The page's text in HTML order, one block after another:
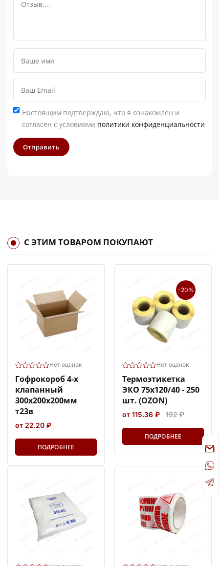
Настоящим подтверждаю, что я ознакомлен и
согласен с условиями политики конфиденциальности
Отправить
С ЭТИМ ТОВАРОМ ПОКУПАЮТ
Нет оценок
Гофрокороб 4-х
клапанный
300х200х200мм
т23в
от 22.20 ₽
ПОДРОБНЕЕ
-20%
Нет оценок
Термоэтикетка
ЭКО 75х120/40 - 250
шт. (OZON)
от 115.36 ₽ 192 ₽
ПОДРОБНЕЕ